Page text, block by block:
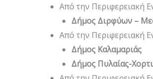
Από την Περιφερειακή
Δήμος Διρφύων –
Από την Περιφερειακή
Δήμος Καλαμαριάς
Δήμος Πυλαίας-